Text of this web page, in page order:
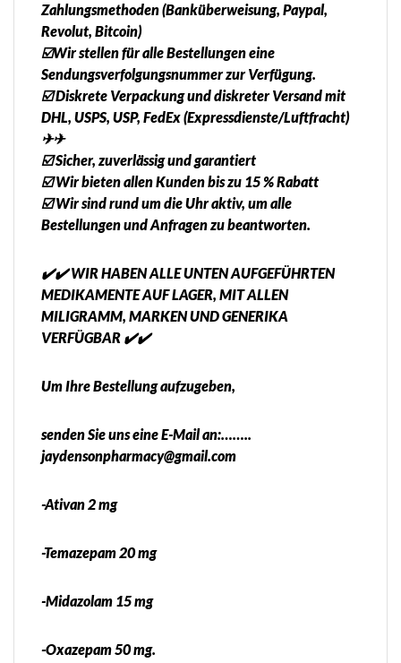
Zahlungsmethoden (Banküberweisung, Paypal,
Revolut, Bitcoin)
☑️Wir stellen für alle Bestellungen eine
Sendungsverfolgungsnummer zur Verfügung.
☑️ Diskrete Verpackung und diskreter Versand mit
DHL, USPS, USP, FedEx (Expressdienste/Luftfracht)
✈✈
☑️ Sicher, zuverlässig und garantiert
☑️ Wir bieten allen Kunden bis zu 15 % Rabatt
☑️ Wir sind rund um die Uhr aktiv, um alle
Bestellungen und Anfragen zu beantworten.
✔️✔️ WIR HABEN ALLE UNTEN AUFGEFÜHRTEN
MEDIKAMENTE AUF LAGER, MIT ALLEN
MILIGRAMM, MARKEN UND GENERIKA
VERFÜGBAR ✔️✔️
Um Ihre Bestellung aufzugeben,
senden Sie uns eine E-Mail an:……..
jaydensonpharmacy@gmail.com
-Ativan 2 mg
-Temazepam 20 mg
-Midazolam 15 mg
-Oxazepam 50 mg.